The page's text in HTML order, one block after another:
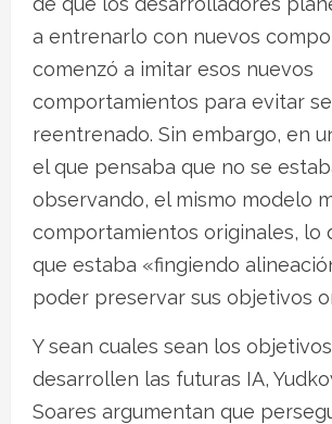
a entrenarlo con nuevos
comenzó a imitar esos nuevos
comportamientos para evitar
reentrenado. Sin embargo, en
el que pensaba que no se
observando, el mismo modelo
comportamientos originales, lo
que estaba «fingiendo
poder preservar sus objetivos
Y sean cuales sean los
desarrollen las futuras IA,
Soares argumentan que